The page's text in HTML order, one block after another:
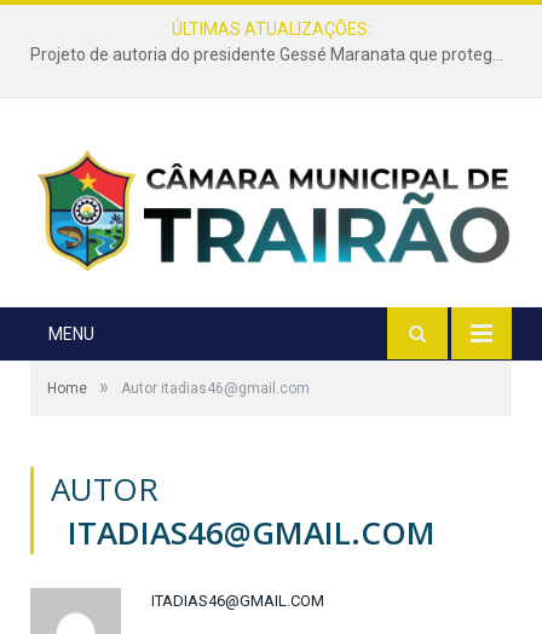
ÚLTIMAS ATUALIZAÇÕES:
Projeto de autoria do presidente Gessé Maranata que protege as estradas vicinais de Trairão é transformado em lei
MENU
Home » Autor itadias46@gmail.com
AUTOR
ITADIAS46@GMAIL.COM
ITADIAS46@GMAIL.COM